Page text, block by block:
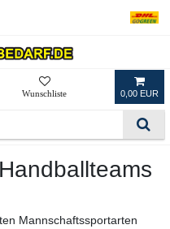
0,00 EUR
Mannschaftssportarten